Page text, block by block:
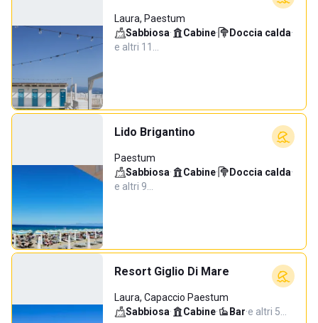
Laura, Paestum
Sabbiosa· Cabine· Doccia calda·
e altri 11…
Lido Brigantino
Paestum
Sabbiosa· Cabine· Doccia calda·
e altri 9…
Resort Giglio Di Mare
Laura, Capaccio Paestum
Sabbiosa· Cabine· Bar·e altri 5…